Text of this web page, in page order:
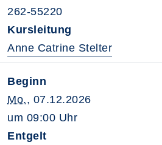
262-55220
Kursleitung
Anne Catrine Stelter
Beginn
Mo., 07.12.2026
um 09:00 Uhr
Entgelt